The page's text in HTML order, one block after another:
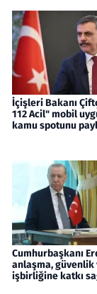
İçişleri Bakanı
112 Acil" mobil
kamu spotunu
Cumhurbaşkanı
anlaşma, güvenlik
işbirliğine katkı